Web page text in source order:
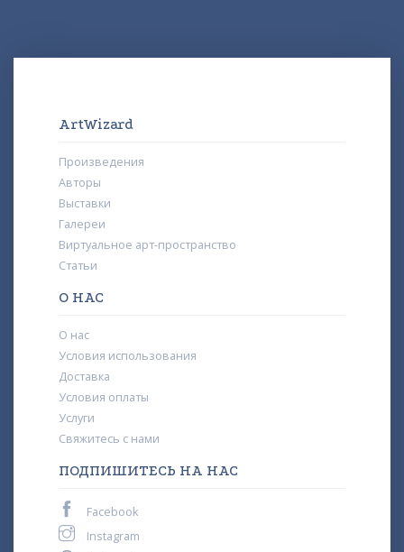
ArtWizard
Произведения
Авторы
Выставки
Галереи
Виртуальное арт-пространство
Статьи
О НАС
О нас
Условия использования
Доставка
Условия оплаты
Услуги
Свяжитесь с нами
ПОДПИШИТЕСЬ НА НАС
Facebook
Instagram